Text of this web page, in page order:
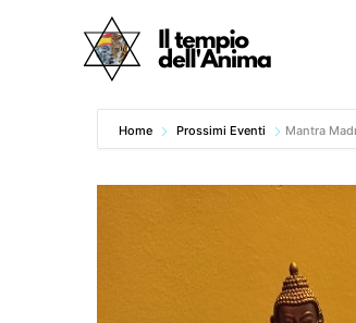
Home Prossimi Eventi Mantra